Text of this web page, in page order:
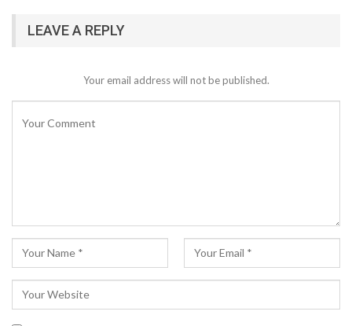
LEAVE A REPLY
Your email address will not be published.